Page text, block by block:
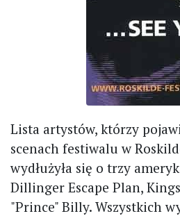
Lista artystów, którzy
scenach festiwalu w
wydłużyła się o trzy
Dillinger Escape Plan,
"Prince" Billy. Wszystkich